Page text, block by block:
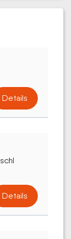
Details
Details